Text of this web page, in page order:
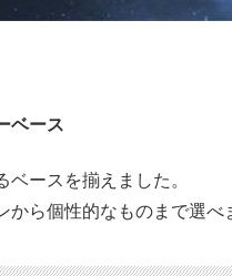
ベース
ースを揃えました。
から個性的なものまで選べ